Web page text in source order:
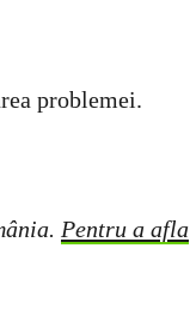
problemei.
Pentru a afla